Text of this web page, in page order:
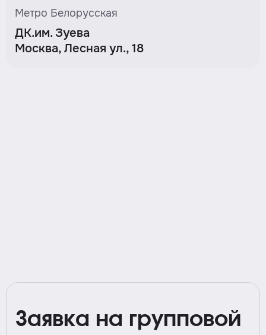
Метро Белорусская
ДК.им. Зуева
Москва, Лесная ул., 18
Заявка на групповой